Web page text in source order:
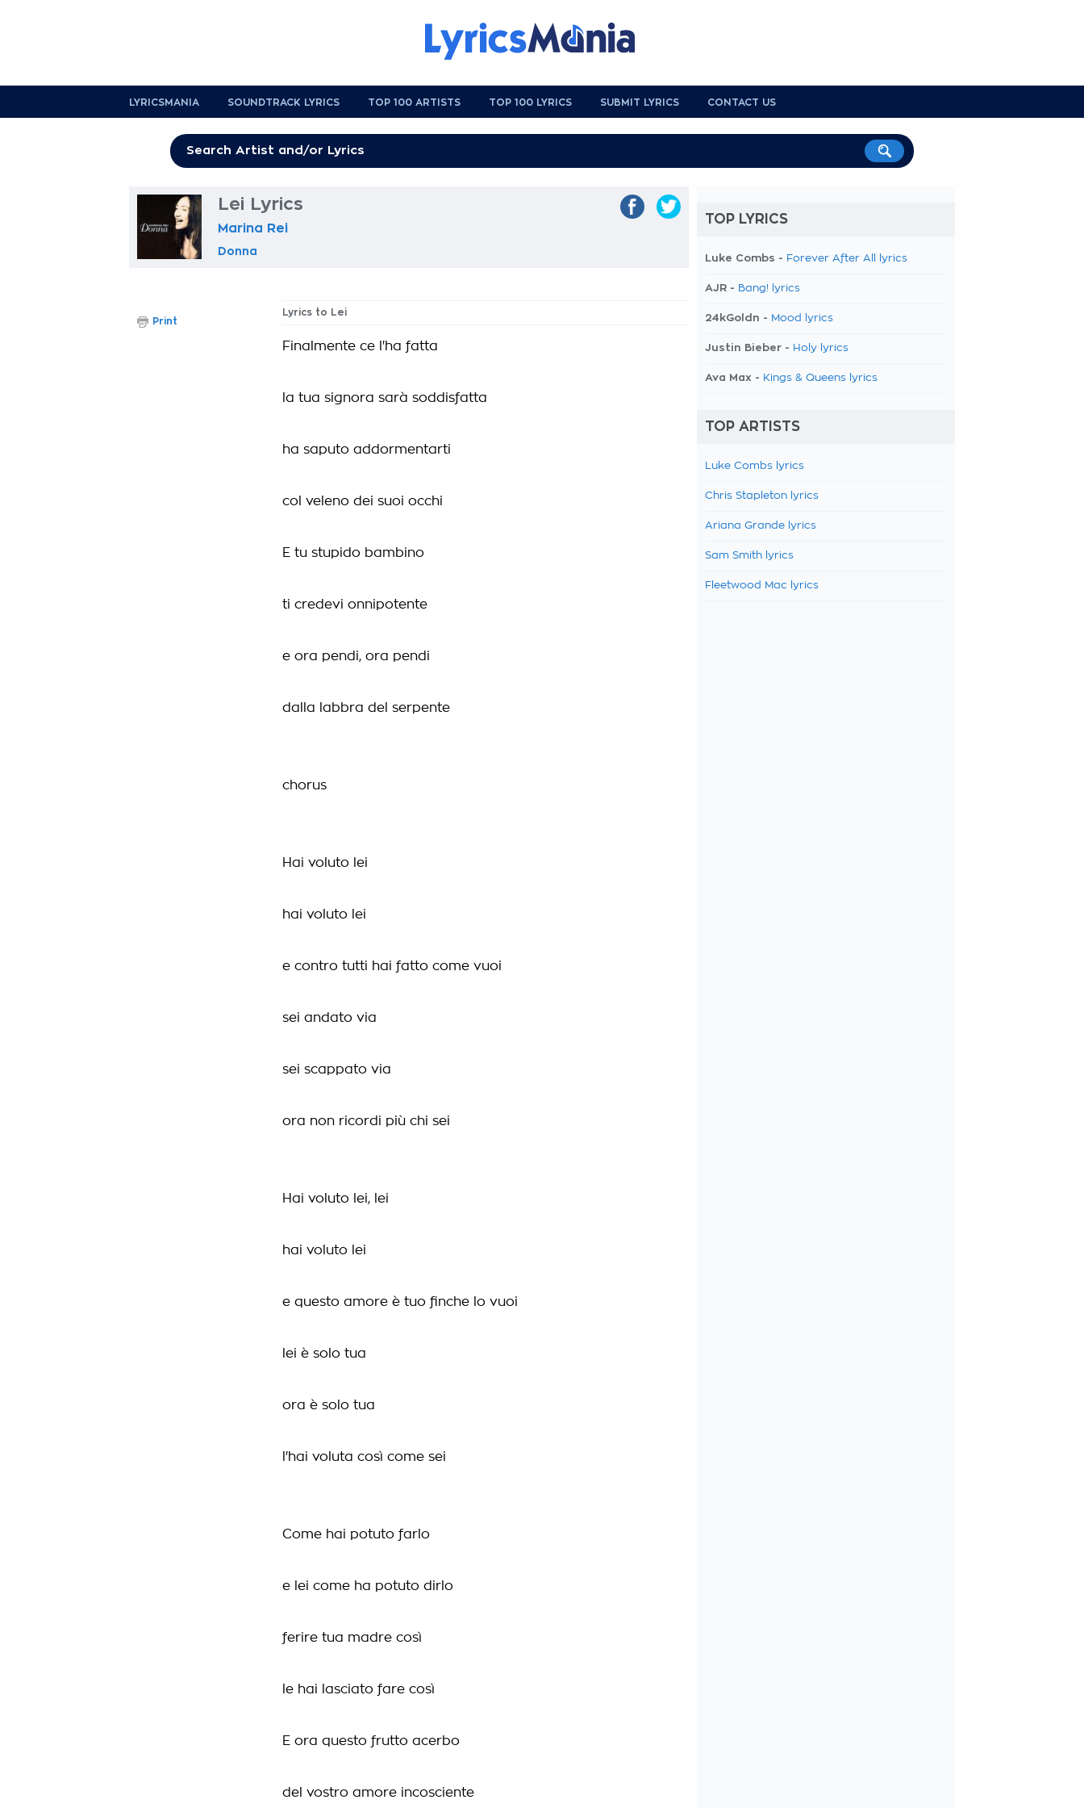
LYRICSMANIA SOUNDTRACK LYRICS TOP 100 ARTISTS TOP 100 LYRICS SUBMIT LYRICS CONTACT US
Lei Lyrics
Marina Rei
Donna
Lyrics to Lei
Finalmente ce l'ha fatta
la tua signora sarà soddisfatta
ha saputo addormentarti
col veleno dei suoi occhi
E tu stupido bambino
ti credevi onnipotente
e ora pendi, ora pendi
dalla labbra del serpente
chorus
Hai voluto lei
hai voluto lei
e contro tutti hai fatto come vuoi
sei andato via
sei scappato via
ora non ricordi più chi sei
Hai voluto lei, lei
hai voluto lei
e questo amore è tuo finche lo vuoi
lei è solo tua
ora è solo tua
l'hai voluta così come sei
Come hai potuto farlo
e lei come ha potuto dirlo
ferire tua madre così
le hai lasciato fare così
E ora questo frutto acerbo
del vostro amore incosciente
Print
TOP LYRICS
Luke Combs - Forever After All lyrics
AJR - Bang! lyrics
24kGoldn - Mood lyrics
Justin Bieber - Holy lyrics
Ava Max - Kings & Queens lyrics
TOP ARTISTS
Luke Combs lyrics
Chris Stapleton lyrics
Ariana Grande lyrics
Sam Smith lyrics
Fleetwood Mac lyrics